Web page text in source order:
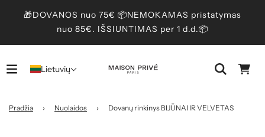
🎁DOVANOS nuo 75€ 📦NEMOKAMAS pristatymas
nuo 85€. IŠSIUNTIMAS per 1 d.d.📦
Lietuvių
Pradžia › Nuolaidos › Dovanų rinkinys BIJŪNAI IR VELVETAS